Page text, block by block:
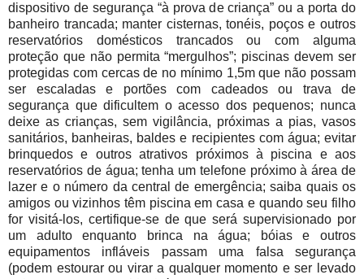
dispositivo de segurança “à prova de criança” ou a porta do
banheiro trancada; manter cisternas, tonéis, poços e outros
reservatórios domésticos trancados ou com alguma
proteção que não permita “mergulhos”; piscinas devem ser
protegidas com cercas de no mínimo 1,5m que não possam
ser escaladas e portões com cadeados ou trava de
segurança que dificultem o acesso dos pequenos; nunca
deixe as crianças, sem vigilância, próximas a pias, vasos
sanitários, banheiras, baldes e recipientes com água; evitar
brinquedos e outros atrativos próximos à piscina e aos
reservatórios de água; tenha um telefone próximo à área de
lazer e o número da central de emergência; saiba quais os
amigos ou vizinhos têm piscina em casa e quando seu filho
for visitá-los, certifique-se de que será supervisionado por
um adulto enquanto brinca na água; bóias e outros
equipamentos infláveis passam uma falsa segurança
(podem estourar ou virar a qualquer momento e ser levado